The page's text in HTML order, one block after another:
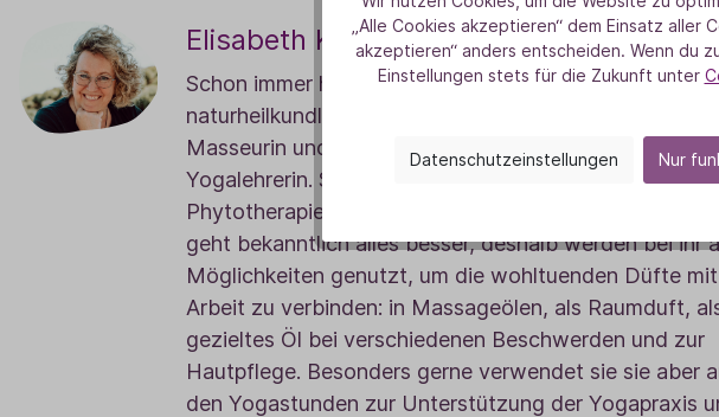
Elisabeth Kussauer
Schon immer hat Elisabeth Kussauer leidenschaftlich
naturheilkundlich gearbeitet. Ob als Heilpraktikerin,
Masseurin und medizinische Bademeisterin oder als
Yogalehrerin. Sie hat immer Wege gefunden, die
Phytotherapie und Aromatherapie zu integrieren. Mit
geht bekanntlich alles besser, deshalb werden bei ihr
Möglichkeiten genutzt, um die wohltuenden Düfte
Arbeit zu verbinden: in Massageölen, als Raumduft,
gezieltes Öl bei verschiedenen Beschwerden und zur
Hautpflege. Besonders gerne verwendet sie sie aber
den Yogastunden zur Unterstützung der Yogapraxis
„Alle Cookies akzeptieren“ dem Einsatz aller
akzeptieren“ anders entscheiden. Wenn du
Einstellungen stets für die Zukunft unter
Datenschutzeinstellungen Nur